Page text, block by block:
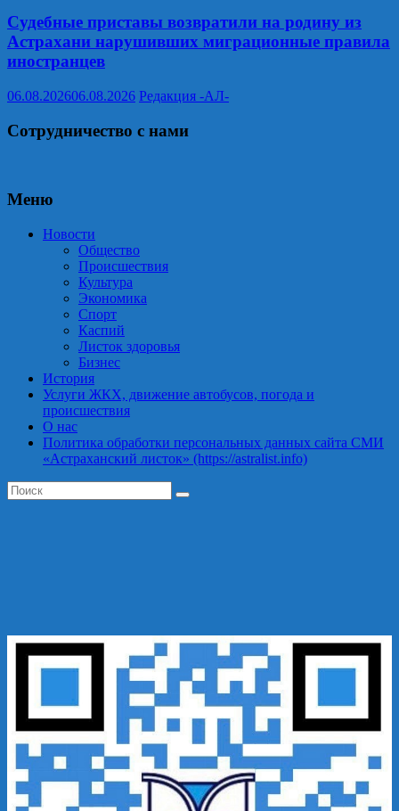
Судебные приставы возвратили на родину из
Астрахани нарушивших миграционные правила
иностранцев
06.08.202606.08.2026 Редакция -АЛ-
Сотрудничество с нами
Меню
Новости
Общество
Происшествия
Культура
Экономика
Спорт
Каспий
Листок здоровья
Бизнес
История
Услуги ЖКХ, движение автобусов, погода и
происшествия
О нас
Политика обработки персональных данных сайта СМИ
«Астраханский листок» (https://astralist.info)